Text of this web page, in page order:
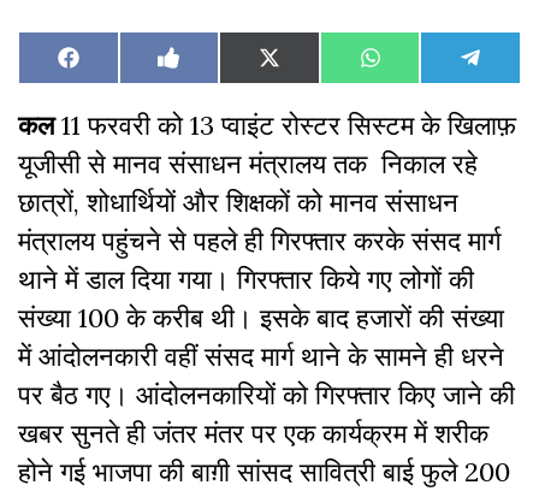
Share
on
Facebook Share
on
Like
on
Share
on
X
(Twitter)
Share
on
WhatsAppShare
on
कल11 फरवरी को 13 प्वाइंट रोस्टर सिस्टम के खिलाफ़
यूजीसी से मानव संसाधन मंत्रालय तक निकाल रहे
छात्रों, शोधार्थियों और शिक्षकों को मानव संसाधन
मंत्रालय पहुंचने से पहले ही गिरफ्तार करके संसद मार्ग
थाने में डाल दिया गया। गिरफ्तार किये गए लोगों की
संख्या 100 के करीब थी। इसके बाद हजारों की संख्या
में आंदोलनकारी वहीं संसद मार्ग थाने के सामने ही धरने
पर बैठ गए। आंदोलनकारियों को गिरफ्तार किए जाने की
खबर सुनते ही जंतर मंतर पर एक कार्यक्रम में शरीक
होने गई भाजपा की बाग़ी सांसद सावित्री बाई फुले 200